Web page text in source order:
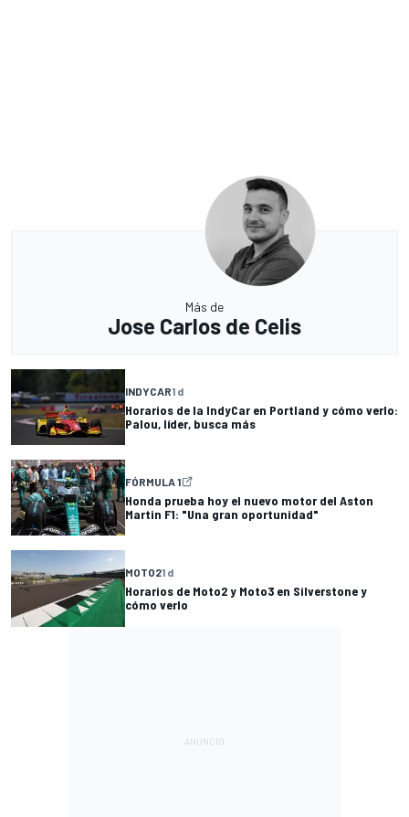
Más de
Jose Carlos de Celis
INDYCAR1 d
Horarios de la IndyCar en Portland y cómo verlo:
Palou, líder, busca más
FÓRMULA 1
Honda prueba hoy el nuevo motor del Aston
Martin F1: "Una gran oportunidad"
MOTO21 d
Horarios de Moto2 y Moto3 en Silverstone y
cómo verlo